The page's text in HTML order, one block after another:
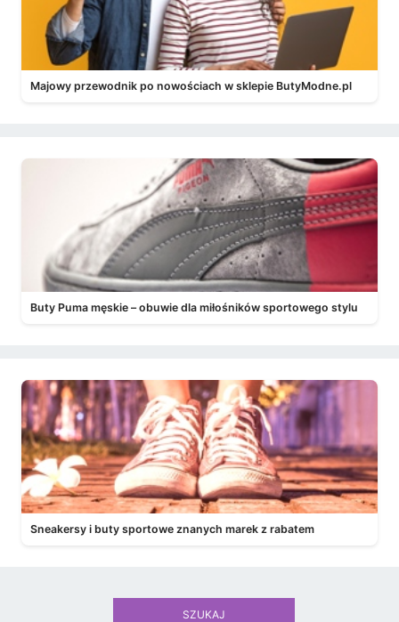
Majowy przewodnik po nowościach w sklepie ButyModne.pl
Buty Puma męskie – obuwie dla miłośników sportowego stylu
Sneakersy i buty sportowe znanych marek z rabatem
SZUKAJ